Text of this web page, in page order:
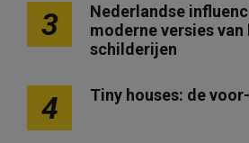
3
Nederlandse
moderne versies
schilderijen
4 Tiny houses: de